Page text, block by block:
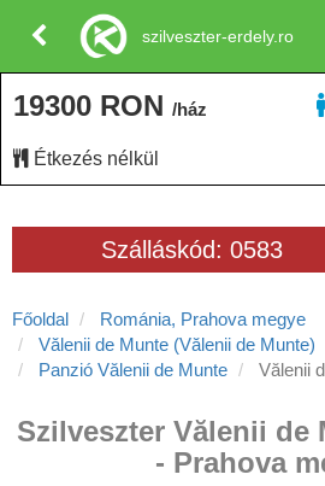
Szálláskód: 0583
Főoldal
Románia, Prahova megye
Vălenii de Munte (Vălenii de Munte)
Panzió Vălenii de Munte
Vălenii
Szilveszter Vălenii de
- Prahova
19300 RON /ház
Étkezés nélkül
szilveszter-erdely.ro